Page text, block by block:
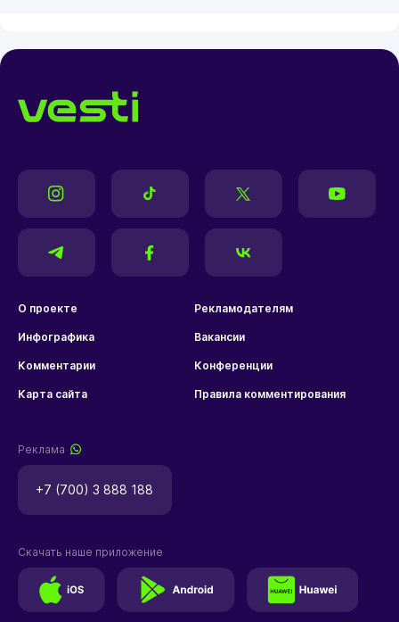
О проекте Рекламодателям
Инфографика Вакансии
Комментарии Конференции
Карта сайта Правила комментирования
Реклама
+7 (700) 3 888 188
Скачать наше приложение